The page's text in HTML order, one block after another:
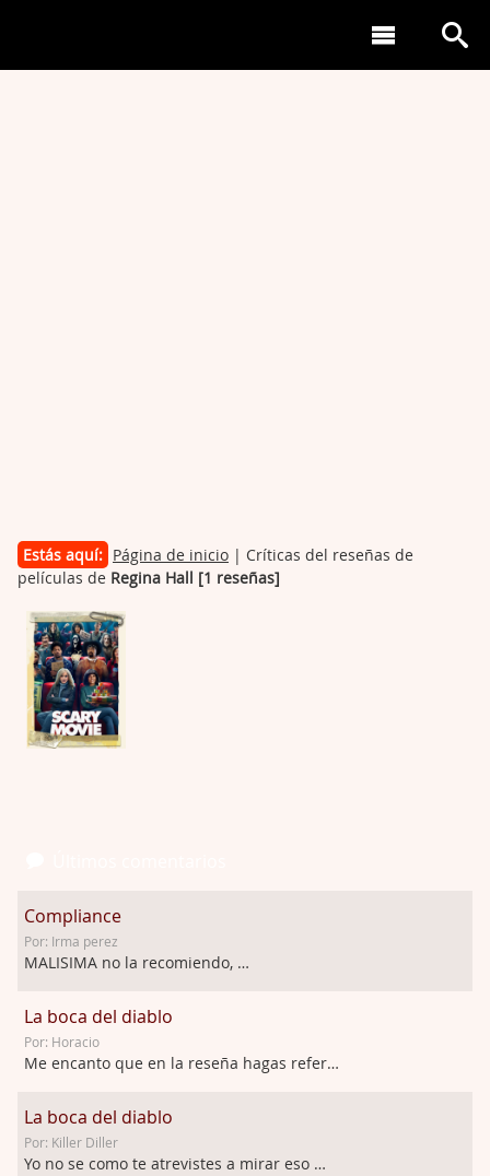
Estás aquí: Página de inicio | Críticas del reseñas de
películas de Regina Hall [1 reseñas]
Compliance
Por: Irma perez
MALISIMA no la recomiendo, …
La boca del diablo
Por: Horacio
Me encanto que en la reseña hagas referen …
La boca del diablo
Por: Killer Diller
Yo no se como te atrevistes a mirar eso …